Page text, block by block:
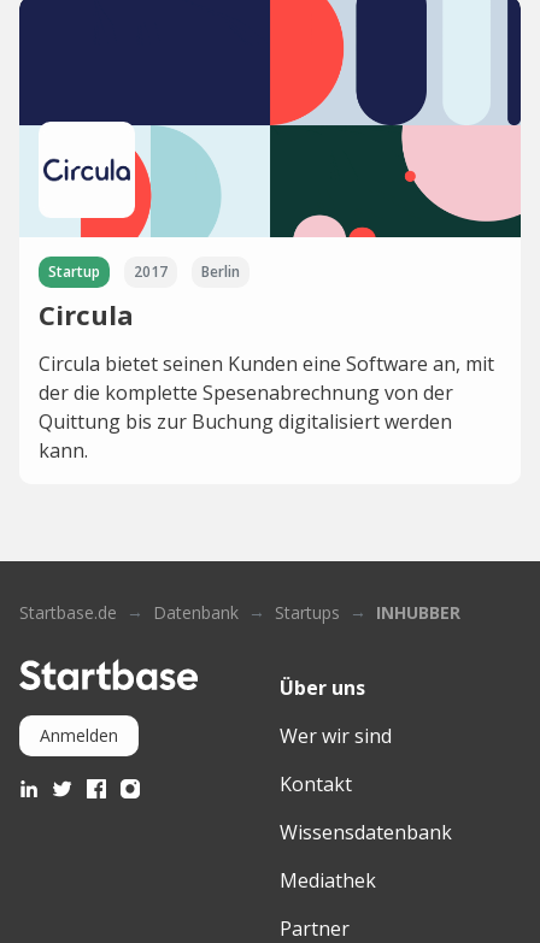
Startup 2017 Berlin
Circula
Circula bietet seinen Kunden eine Software an, mit
der die komplette Spesenabrechnung von der
Quittung bis zur Buchung digitalisiert werden
kann.
Startbase.de Datenbank Startups INHUBBER
Anmelden
Über uns
Wer wir sind
Kontakt
Wissensdatenbank
Mediathek
Partner